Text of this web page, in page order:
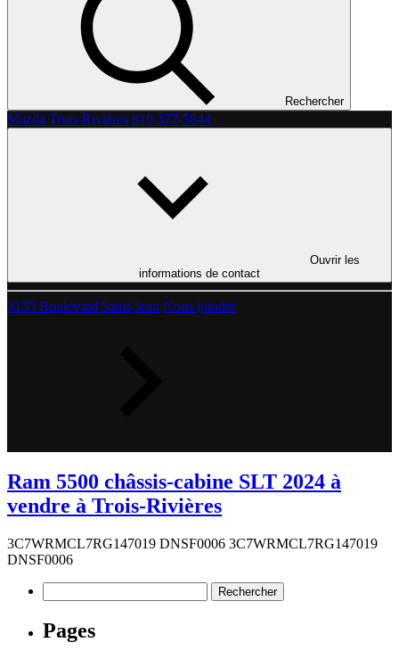
Rechercher
Mazda Trois-Rivières 819 377-5844
Ouvrir les
informations de contact
3135 Boulevard Saint-Jean Nous joindre
Ram 5500 châssis-cabine SLT 2024 à
vendre à Trois-Rivières
3C7WRMCL7RG147019 DNSF0006 3C7WRMCL7RG147019
DNSF0006
Pages